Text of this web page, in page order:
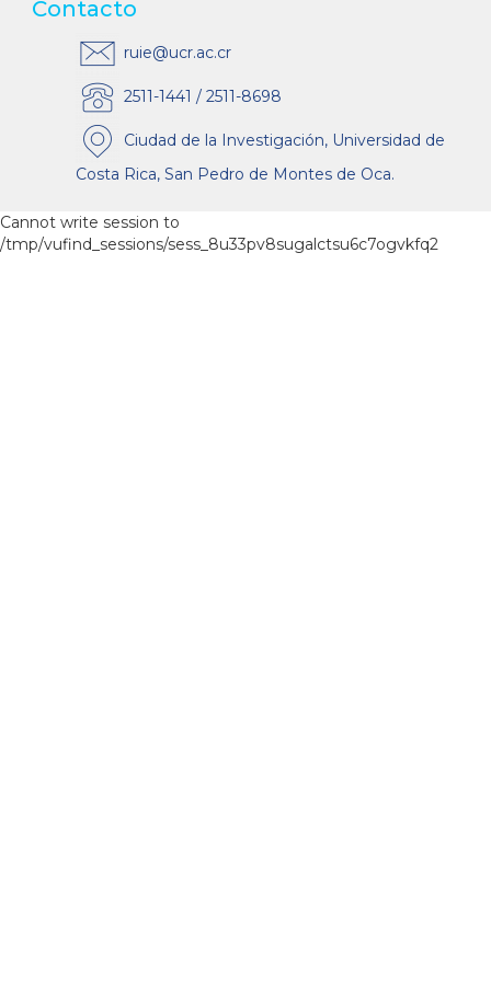
Contacto
ruie@ucr.ac.cr
2511-1441 / 2511-8698
Ciudad de la Investigación, Universidad de
Costa Rica, San Pedro de Montes de Oca.
Cannot write session to
/tmp/vufind_sessions/sess_8u33pv8sugalctsu6c7ogvkfq2